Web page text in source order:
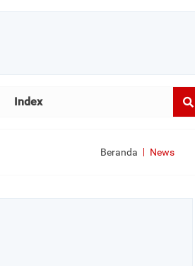
Index
Beranda News